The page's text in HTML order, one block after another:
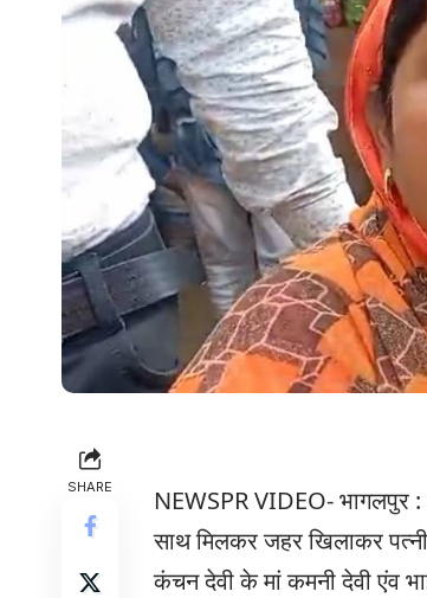
SHARE
NEWSPR VIDEO- भागलपुर :
साथ मिलकर जहर खिलाकर
कंचन देवी के मां कमनी देवी एंव